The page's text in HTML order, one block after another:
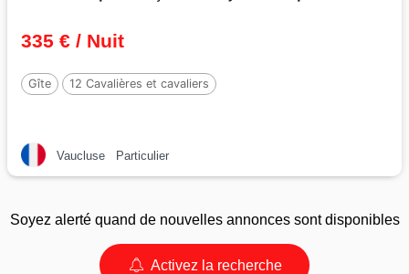
335 € / Nuit
Gîte 12 Cavalières et cavaliers
Vaucluse Particulier
Soyez alerté quand de nouvelles annonces sont disponibles
Activez la recherche